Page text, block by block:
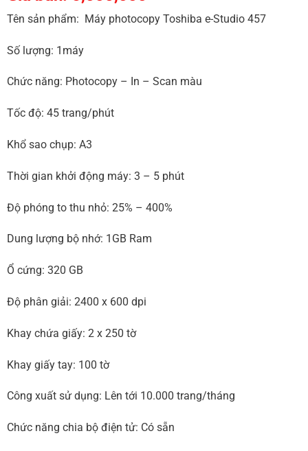
Tên sản phẩm: Máy photocopy Toshiba e-Studio 457
Số lượng: 1máy
Chức năng: Photocopy – In – Scan màu
Tốc độ: 45 trang/phút
Khổ sao chụp: A3
Thời gian khởi động máy: 3 – 5 phút
Độ phóng to thu nhỏ: 25% – 400%
Dung lượng bộ nhớ: 1GB Ram
Ổ cứng: 320 GB
Độ phân giải: 2400 x 600 dpi
Khay chứa giấy: 2 x 250 tờ
Khay giấy tay: 100 tờ
Công xuất sử dụng: Lên tới 10.000 trang/tháng
Chức năng chia bộ điện tử: Có sẵn